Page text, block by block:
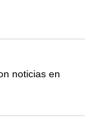
noticias en